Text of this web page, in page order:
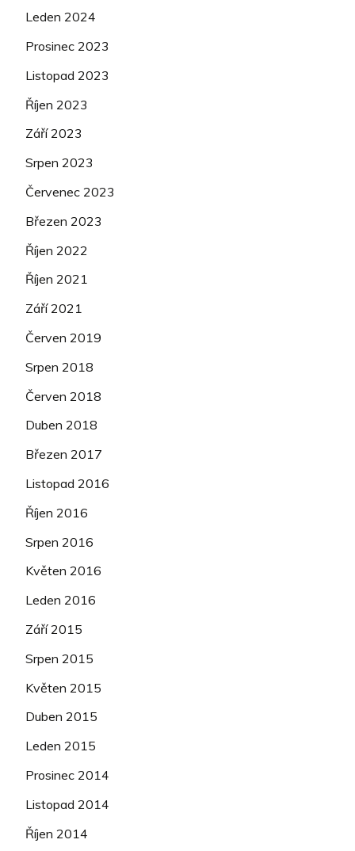
Leden 2024
Prosinec 2023
Listopad 2023
Říjen 2023
Září 2023
Srpen 2023
Červenec 2023
Březen 2023
Říjen 2022
Říjen 2021
Září 2021
Červen 2019
Srpen 2018
Červen 2018
Duben 2018
Březen 2017
Listopad 2016
Říjen 2016
Srpen 2016
Květen 2016
Leden 2016
Září 2015
Srpen 2015
Květen 2015
Duben 2015
Leden 2015
Prosinec 2014
Listopad 2014
Říjen 2014